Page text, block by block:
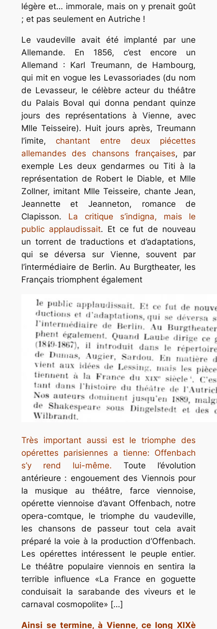
légère et… immorale, mais on y prenait goût
; et pas seulement en Autriche !
Le vaudeville avait été implanté par une
Allemande. En 1856, c’est encore un
Allemand : Karl Treumann, de Hambourg,
qui mit en vogue les Levassoriades (du nom
de Levasseur, le célèbre acteur du théâtre
du Palais Boval qui donna pendant quinze
jours des représentations à Vienne, avec
Mlle Teisseire). Huit jours après, Treumann
l’imite,chantant entre deux piécettes
allemandes des chansons françaises, par
exemple Les deux gendarmes ouTiti à la
représentation de Robert le Diable, et Mlle
Zollner, imitant Mlle Teisseire, chanteJean,
Jeannette et Jeanneton, romance de
Clapisson. La critique s’indigna, mais le
public applaudissait. Et ce fut de nouveau
un torrent de traductions et d’adaptations,
qui se déversa sur Vienne, souvent par
l’intermédiaire de Berlin. Au Burgtheater, les
Français triomphent également
Très important aussi est le triomphe des
opérettes parisiennes a tienne: Offenbach
s’y rend lui-même. Toute l’évolution
antérieure : engouement des Viennois pour
la musique au théâtre, farce viennoise,
opérette viennoise d’avant Offenbach, notre
opera-comtque, le triomphe du vaudeville,
les chansons de passeur tout cela avait
préparé la voie à la production d’Offenbach.
Les opérettes intéressent le peuple entier.
Le théâtre populaire viennois en sentira la
terrible influence «La France en goguette
conduisait la sarabande des viveurs et le
carnaval cosmopolite» […]
Ainsi se termine, à Vienne, ce long XIXè